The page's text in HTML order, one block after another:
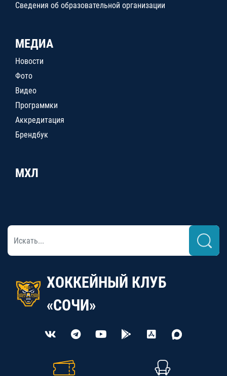
Сведения об образовательной организации
МЕДИА
Новости
Фото
Видео
Программки
Аккредитация
Брендбук
МХЛ
ХОККЕЙНЫЙ КЛУБ
«СОЧИ»